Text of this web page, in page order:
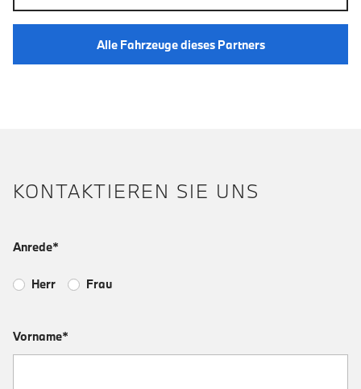
Alle Fahrzeuge dieses Partners
KONTAKTIEREN SIE UNS
Anrede*
Herr Frau
Vorname*